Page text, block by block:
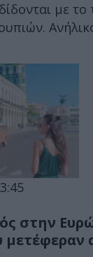
με
στην
μετέφεραν